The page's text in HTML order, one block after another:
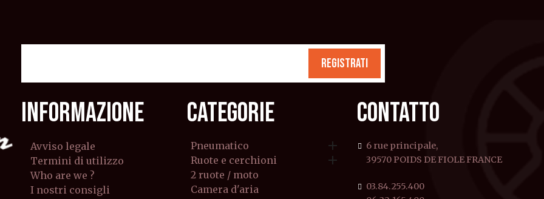
REGISTRATI
INFORMAZIONE
Avviso legale
Termini di utilizzo
Who are we ?
I nostri consigli
CATEGORIE
Pneumatico 
Ruote e cerchioni 
2 ruote / moto
Camera d'aria
CONTATTO
6 rue principale,
39570 POIDS DE FIOLE FRANCE
03.84.255.400